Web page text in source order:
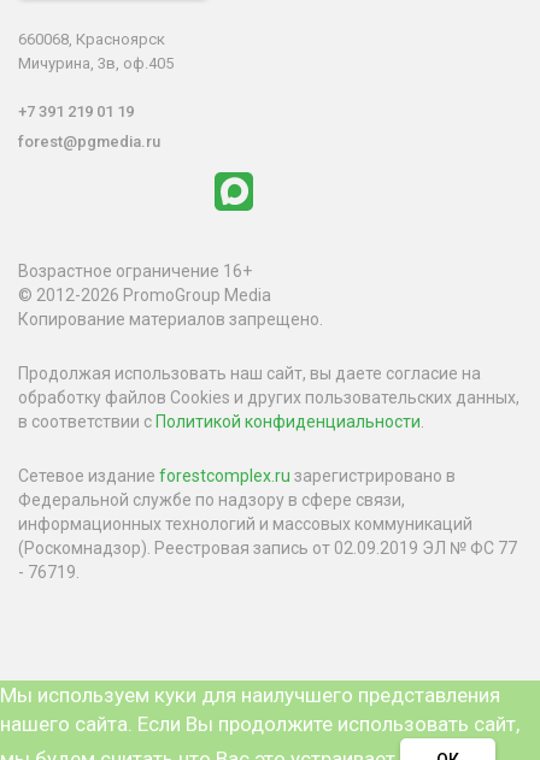
660068, Красноярск
Мичурина, 3в, оф.405
+7 391 219 01 19
forest@pgmedia.ru
Возрастное ограничение 16+
© 2012-2026 PromoGroup Media
Копирование материалов запрещено.
Продолжая использовать наш сайт, вы даете согласие на
обработку файлов Cookies и других пользовательских данных,
в соответствии сПолитикой конфиденциальности
Сетевое издание forestcomplex.ru зарегистрировано в
Федеральной службе по надзору в сфере связи,
информационных технологий и массовых коммуникаций
(Роскомнадзор). Реестровая запись от 02.09.2019 ЭЛ № ФС 77
- 76719.
Мы используем куки для наилучшего представления
нашего сайта. Если Вы продолжите использовать сайт,